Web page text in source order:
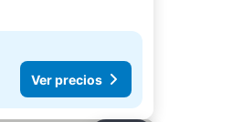
Ver precios